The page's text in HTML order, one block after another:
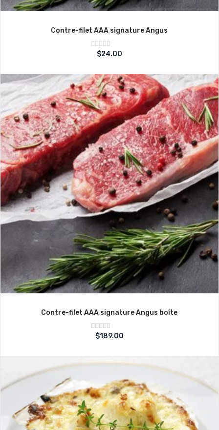
Contre-filet AAA signature Angus
Note
sur
$24.00
Contre-filet AAA signature Angus boîte
Note
sur
$189.00